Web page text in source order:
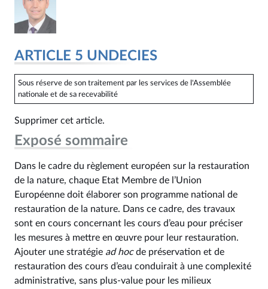
ARTICLE 5 UNDECIES
Sous réserve de son traitement par les services de l'Assemblée
nationale et de sa recevabilité
Supprimer cet article.
Exposé sommaire
Dans le cadre du règlement européen sur la restauration
de la nature, chaque Etat Membre de l’Union
Européenne doit élaborer son programme national de
restauration de la nature. Dans ce cadre, des travaux
sont en cours concernant les cours d’eau pour préciser
les mesures à mettre en œuvre pour leur restauration.
Ajouter une stratégie ad hocde préservation et de
restauration des cours d’eau conduirait à une complexité
administrative, sans plus-value pour les milieux